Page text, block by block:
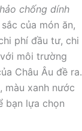
chống dính
của món ăn,
phí đầu tư, chi
môi trường
Châu Âu đề ra.
xanh nước
bạn lựa chọn